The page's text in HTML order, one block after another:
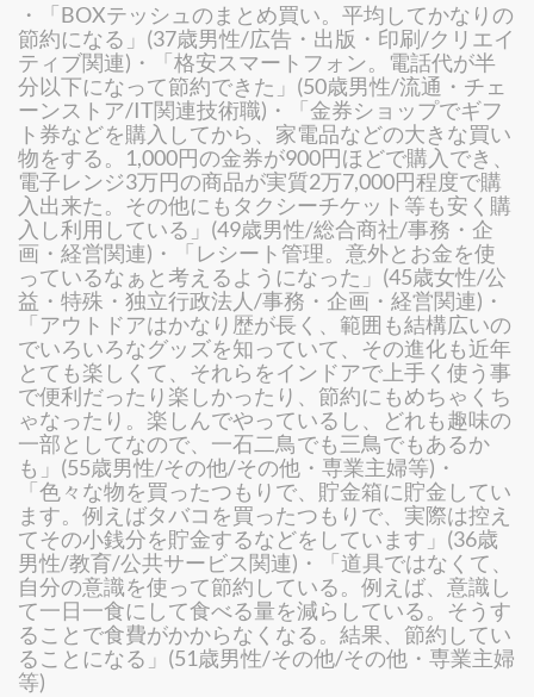
・「BOXテッシュのまとめ買い。平均してかなりの
節約になる」(37歳男性/広告・出版・印刷/クリエイ
ティブ関連)・「格安スマートフォン。電話代が半
分以下になって節約できた」(50歳男性/流通・チェ
ーンストア/IT関連技術職)・「金券ショップでギフ
ト券などを購入してから、家電品などの大きな買い
物をする。1,000円の金券が900円ほどで購入でき、
電子レンジ3万円の商品が実質2万7,000円程度で購
入出来た。その他にもタクシーチケット等も安く購
入し利用している」(49歳男性/総合商社/事務・企
画・経営関連)・「レシート管理。意外とお金を使
っているなぁと考えるようになった」(45歳女性/公
益・特殊・独立行政法人/事務・企画・経営関連)・
「アウトドアはかなり歴が長く、範囲も結構広いの
でいろいろなグッズを知っていて、その進化も近年
とても楽しくて、それらをインドアで上手く使う事
で便利だったり楽しかったり、節約にもめちゃくち
ゃなったり。楽しんでやっているし、どれも趣味の
一部としてなので、一石二鳥でも三鳥でもあるか
も」(55歳男性/その他/その他・専業主婦等)・
「色々な物を買ったつもりで、貯金箱に貯金してい
ます。例えばタバコを買ったつもりで、実際は控え
てその小銭分を貯金するなどをしています」(36歳
男性/教育/公共サービス関連)・「道具ではなくて、
自分の意識を使って節約している。例えば、意識し
て一日一食にして食べる量を減らしている。そうす
ることで食費がかからなくなる。結果、節約してい
ることになる」(51歳男性/その他/その他・専業主婦
等)